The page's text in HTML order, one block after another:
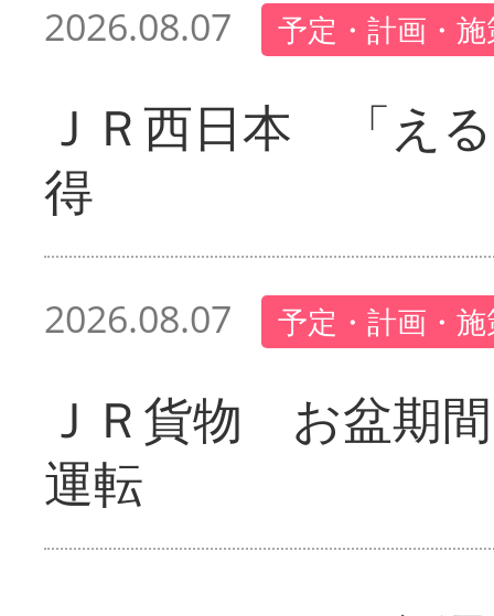
2026.08.07 予定・計画・
ＪＲ西日本 「え
得
2026.08.07 予定・計画・
ＪＲ貨物 お盆期
運転